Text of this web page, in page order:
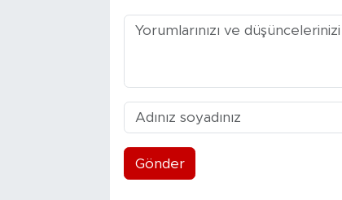
Gönder